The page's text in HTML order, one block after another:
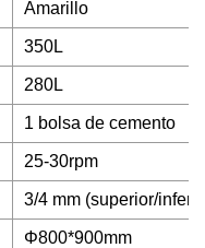
Amarillo
350L
280L
1 bolsa de cemento
25-30rpm
3/4 mm (superior/
Φ800*900mm